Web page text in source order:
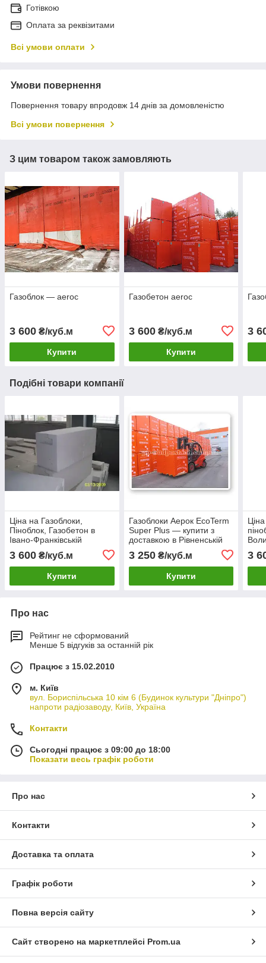
Готівкою
Оплата за реквізитами
Всі умови оплати
Умови повернення
Повернення товару впродовж 14 днів за домовленістю
Всі умови повернення
З цим товаром також замовляють
Газоблок — aeroc
3 600 ₴/куб.м
Купити
Газобетон aeroc
3 600₴/куб.м
Купити
3
Подібні товари компанії
Ціна на Газоблоки,
Піноблок, Газобетон в
Івано-Франківській
області, на Аерок Обухів
Березань
3 600 ₴/куб.м
Купити
Газоблоки Аерок EcoTerm
Super Plus — купити з
доставкою в Рівненській
3 250₴/куб.м
Купити
3
Про нас
Рейтинг не сформований
Менше 5 відгуків за останній рік
Працює з 15.02.2010
м. Київ
вул. Бориспільська 10 кім 6 (Будинок культури "Дніпро")
напроти радіозаводу, Київ, Україна
Контакти
Сьогодні працює з 09:00 до 18:00
Показати весь графік роботи
Про нас
Контакти
Доставка та оплата
Графік роботи
Повна версія сайту
Сайт створено на маркетплейсі Prom.ua